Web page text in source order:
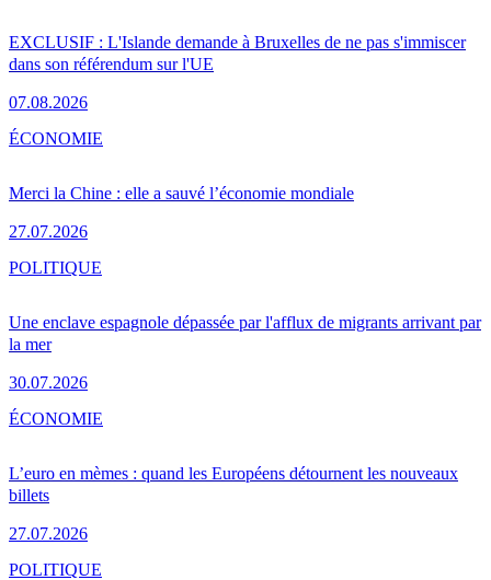
EXCLUSIF : L'Islande demande à Bruxelles de ne pas s'immiscer
dans son référendum sur l'UE
07.08.2026
Merci la Chine : elle a sauvé l’économie mondiale
27.07.2026
ÉCONOMIE
Une enclave espagnole dépassée par l'afflux de migrants arrivant par
la mer
30.07.2026
POLITIQUE
L’euro en mèmes : quand les Européens détournent les nouveaux
billets
27.07.2026
ÉCONOMIE
POLITIQUE